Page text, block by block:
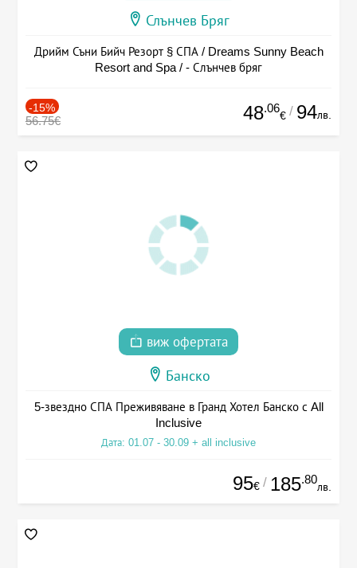
Слънчев Бряг
Дрийм Съни Бийч Резорт § СПА / Dreams Sunny Beach
Resort and Spa / - Слънчев бряг
-15%
56.75€ 48.06
€ / 94лв.
виж офертата
Банско
5-звездно СПА Преживяване в Гранд Хотел Банско с All
Inclusive
Дата: 01.07 - 30.09 + all inclusive
95€ / 185.80
лв.